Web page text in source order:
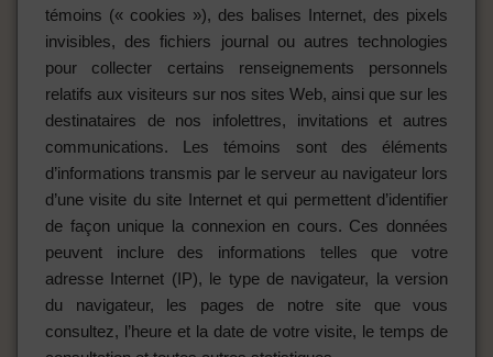
témoins (« cookies »), des balises Internet, des pixels
invisibles, des fichiers journal ou autres technologies
pour collecter certains renseignements personnels
relatifs aux visiteurs sur nos sites Web, ainsi que sur les
destinataires de nos infolettres, invitations et autres
communications. Les témoins sont des éléments
d’informations transmis par le serveur au navigateur lors
d’une visite du site Internet et qui permettent d’identifier
de façon unique la connexion en cours. Ces données
peuvent inclure des informations telles que votre
adresse Internet (IP), le type de navigateur, la version
du navigateur, les pages de notre site que vous
consultez, l’heure et la date de votre visite, le temps de